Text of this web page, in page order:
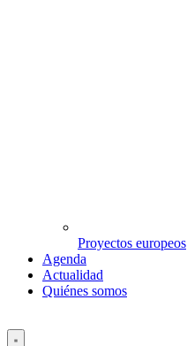
Proyectos europeos
Agenda
Actualidad
Quiénes somos